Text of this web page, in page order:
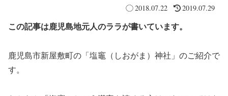
2018.07.22 2019.07.29
この記事は鹿児島地元人のララが書いています。
鹿児島市新屋敷町の「塩竈（しおがま）神社」のご紹介で
す。